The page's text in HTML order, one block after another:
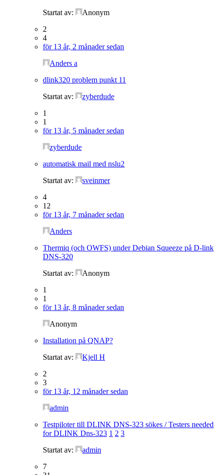
Startat av:
Anonym
2
4
för 13 år, 2 månader sedan
Anders a
dlink320 problem punkt 11
Startat av:
zyberdude
1
1
för 13 år, 5 månader sedan
zyberdude
automatisk mail med nslu2
Startat av:
sveinmer
4
12
för 13 år, 7 månader sedan
Anders
Thermiq (och OWFS) under Debian Squeeze på D-link
DNS-320
Startat av:
Anonym
1
1
för 13 år, 8 månader sedan
Anonym
Installation på QNAP?
Startat av:
Kjell H
2
3
för 13 år, 12 månader sedan
admin
Testpiloter till DLINK DNS-323 sökes / Testers needed
for DLINK Dns-323 1 2 3
Startat av:
admin
7